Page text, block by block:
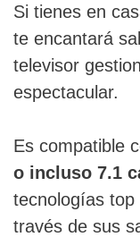
Si tienes en
te encantará
televisor
espectacular.
Es compatible
o incluso 7.1
tecnologías top
través de sus